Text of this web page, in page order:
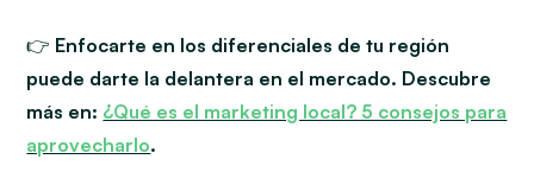
👉 Enfocarte en los diferenciales de tu región
puede darte la delantera en el mercado. Descubre
más en: ¿Qué es el marketing local? 5 consejos para
aprovecharlo.